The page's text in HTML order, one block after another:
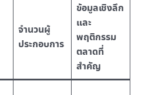
จำนวนผู้
ประกอบการ
ข้อมูลเชิงลึก
และ
พฤติกรรม
ตลาดที่
สำคัญ